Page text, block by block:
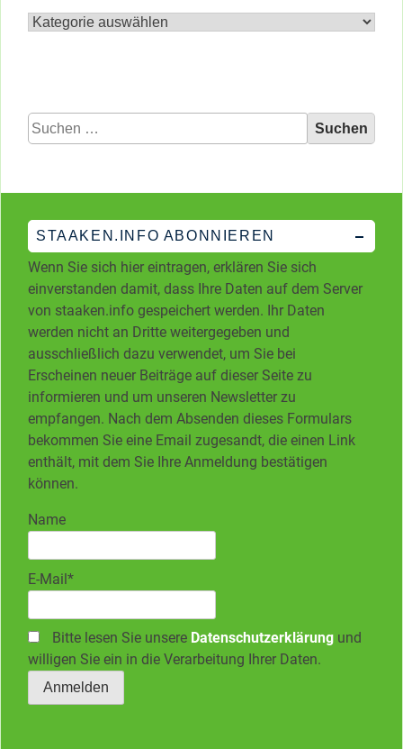
nach
Suchen
nach:
STAAKEN.INFO ABONNIEREN
Wenn Sie sich hier eintragen, erklären Sie sich
einverstanden damit, dass Ihre Daten auf dem Server
von staaken.info gespeichert werden. Ihr Daten
werden nicht an Dritte weitergegeben und
ausschließlich dazu verwendet, um Sie bei
Erscheinen neuer Beiträge auf dieser Seite zu
informieren und um unseren Newsletter zu
empfangen. Nach dem Absenden dieses Formulars
bekommen Sie eine Email zugesandt, die einen Link
enthält, mit dem Sie Ihre Anmeldung bestätigen
können.
Name
E-Mail*
Bitte lesen Sie unsere Datenschutzerklärung und
willigen Sie ein in die Verarbeitung Ihrer Daten.